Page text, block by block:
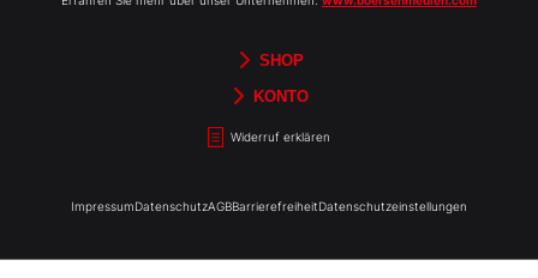
SHOP
Börsenbriefe
Aktien-Reports
HEBELTRADER
TradingDay
Newsletter
Merchandise
Gutscheine
KONTO
Widerruf erklären
ImpressumDatenschutzAGBBarrierefreiheitDatenschutzeinstellungen